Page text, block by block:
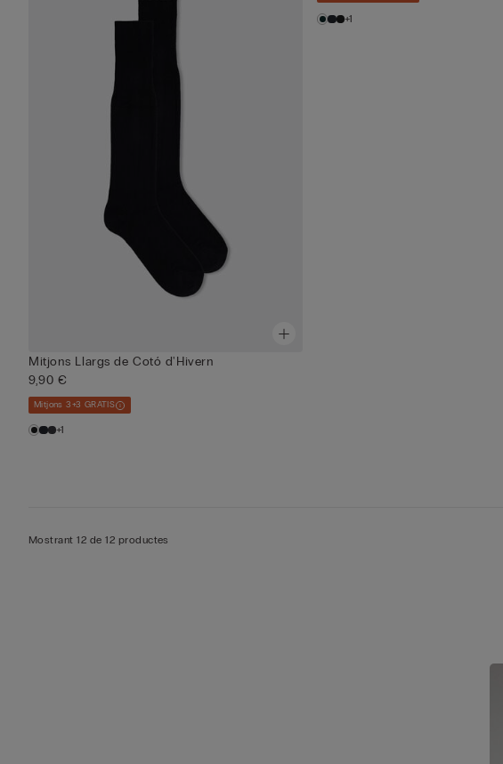
Mitjons Llargs de Cotó d'Hivern
9,90 €
Mitjons 3+3 GRATIS
+1
+1
Mostrant 12 de 12 productes